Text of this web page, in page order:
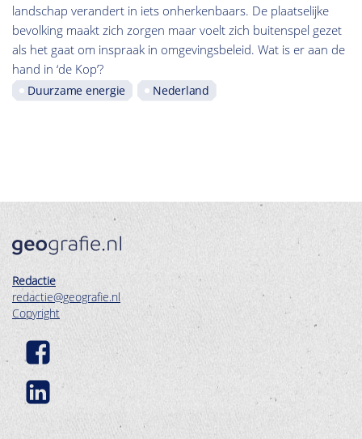
landschap verandert in iets onherkenbaars. De plaatselijke
bevolking maakt zich zorgen maar voelt zich buitenspel gezet
als het gaat om inspraak in omgevingsbeleid. Wat is er aan de
hand in ‘de Kop’?
Duurzame energie Nederland
Redactie
redactie@geografie.nl
Copyright